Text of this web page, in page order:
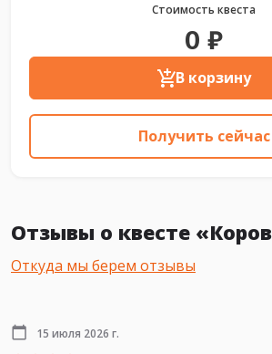
Стоимость квеста
0 ₽
В корзину
Получить сейчас
Отзывы о квесте
Откуда мы берем отзывы
15 июля 2026 г.